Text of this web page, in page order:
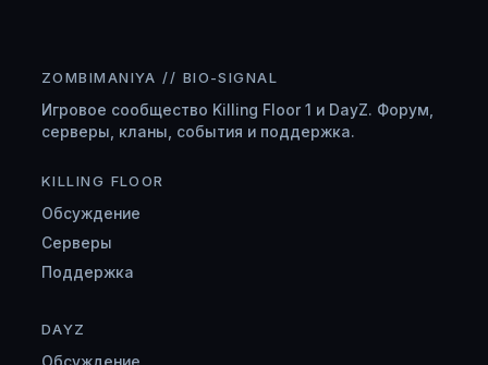
ZOMBIMANIYA // BIO-SIGNAL
Игровое сообщество Killing Floor 1 и DayZ. Форум,
серверы, кланы, события и поддержка.
KILLING FLOOR
Обсуждение
Серверы
Поддержка
DAYZ